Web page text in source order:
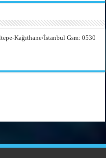
Kağıthane/İstanbul Gsm: 0530